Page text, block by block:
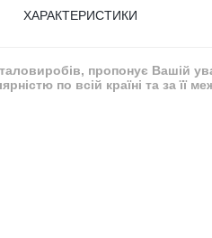
ХАРАКТЕРИСТИКИ
пропонує Вашій
по всій країні та за її